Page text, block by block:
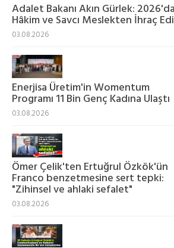
Adalet Bakanı Akın Gürlek:
Hâkim ve Savcı Meslekten İhraç
03.08.2026
Enerjisa Üretim'in Womentum
Programı 11 Bin Genç Kadına Ulaştı
03.08.2026
Ömer Çelik'ten Ertuğrul Özkök'ün
Franco benzetmesine sert tepki:
"Zihinsel ve ahlaki sefalet"
03.08.2026